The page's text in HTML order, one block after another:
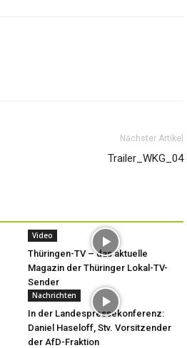
Nächster Artikel
Trailer_WKG_04
Video
Thüringen-TV – das aktuelle
Magazin der Thüringer Lokal-TV-
Sender
Nachrichten
In der Landespressekonferenz:
Daniel Haseloff, Stv. Vorsitzender
der AfD-Fraktion